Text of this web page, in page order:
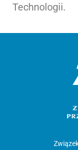
Technologii.